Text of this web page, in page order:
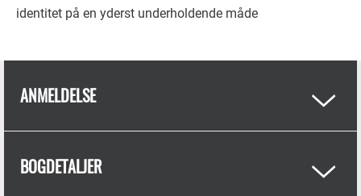
identitet på en yderst underholdende måde
ANMELDELSE
BOGDETALJER